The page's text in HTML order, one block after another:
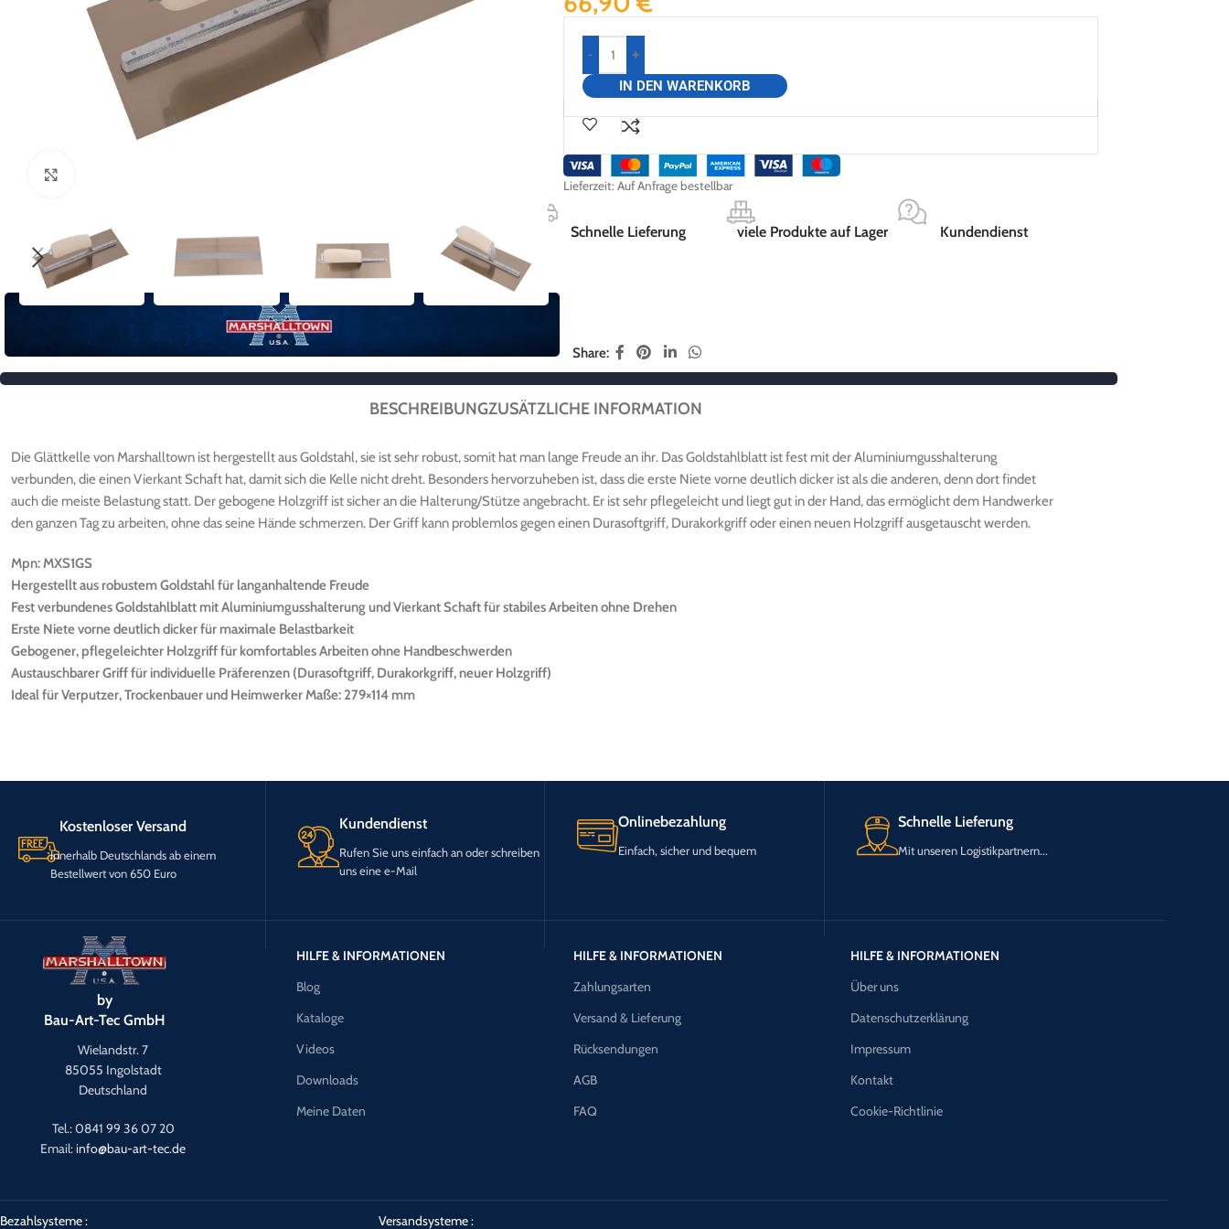
-
+
IN DEN WARENKORB
Lieferzeit: Auf Anfrage bestellbar
Schnelle Lieferung viele Produkte auf Lager Kundendienst
Share:
BESCHREIBUNGZUSÄTZLICHE INFORMATION
Die Glättkelle von Marshalltown ist hergestellt aus Goldstahl, sie ist sehr robust, somit hat man lange Freude an ihr. Das Goldstahlblatt ist fest mit der Aluminiumgusshalterung
verbunden, die einen Vierkant Schaft hat, damit sich die Kelle nicht dreht. Besonders hervorzuheben ist, dass die erste Niete vorne deutlich dicker ist als die anderen, denn dort findet
auch die meiste Belastung statt. Der gebogene Holzgriff ist sicher an die Halterung/Stütze angebracht. Er ist sehr pflegeleicht und liegt gut in der Hand, das ermöglicht dem Handwerker
den ganzen Tag zu arbeiten, ohne das seine Hände schmerzen. Der Griff kann problemlos gegen einen Durasoftgriff, Durakorkgriff oder einen neuen Holzgriff ausgetauscht werden.
Mpn: MXS1GS
Hergestellt aus robustem Goldstahl für langanhaltende Freude
Fest verbundenes Goldstahlblatt mit Aluminiumgusshalterung und Vierkant Schaft für stabiles Arbeiten ohne Drehen
Erste Niete vorne deutlich dicker für maximale Belastbarkeit
Gebogener, pflegeleichter Holzgriff für komfortables Arbeiten ohne Handbeschwerden
Austauschbarer Griff für individuelle Präferenzen (Durasoftgriff, Durakorkgriff, neuer Holzgriff)
Ideal für Verputzer, Trockenbauer und Heimwerker Maße: 279×114 mm
Kostenloser Versand
Innerhalb Deutschlands ab einem
Bestellwert von 650 Euro
Kundendienst
Rufen Sie uns einfach an oder schreiben
uns eine e-Mail
Onlinebezahlung
Einfach, sicher und bequem
Schnelle Lieferung
Mit unseren Logistikpartnern...
by
Bau-Art-Tec GmbH
Wielandstr. 7
85055 Ingolstadt
Deutschland
Tel.: 0841 99 36 07 20
Email:info@bau-art-tec.de
HILFE & INFORMATIONEN
Blog
Kataloge
Videos
Downloads
Meine Daten
HILFE & INFORMATIONEN
Zahlungsarten
Versand & Lieferung
Rücksendungen
AGB
FAQ
HILFE & INFORMATIONEN
Über uns
Datenschutzerklärung
Impressum
Kontakt
Cookie-Richtlinie
Bezahlsysteme : Versandsysteme :